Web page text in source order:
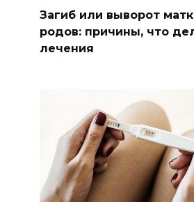
Загиб или выворот
родов: причины, что
лечения